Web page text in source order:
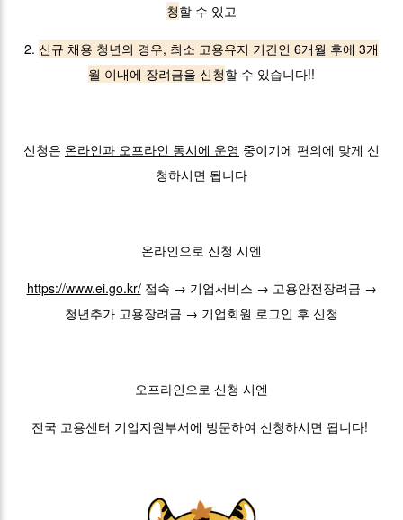
청할 수 있고
2. 신규 채용 청년의 경우, 최소 고용유지 기간인 6개월 후에 3개
월 이내에 장려금을 신청할 수 있습니다!!
신청은 온라인과 오프라인 동시에 운영 중이기에 편의에 맞게 신
청하시면 됩니다
온라인으로 신청 시엔
https://www.ei.go.kr/접속 → 기업서비스 → 고용안전장려금 →
청년추가 고용장려금 → 기업회원 로그인 후 신청
오프라인으로 신청 시엔
전국 고용센터 기업지원부서에 방문하여 신청하시면 됩니다!